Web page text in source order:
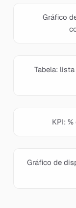
Gráfico
Tabela:
KPI:
Gráfico de